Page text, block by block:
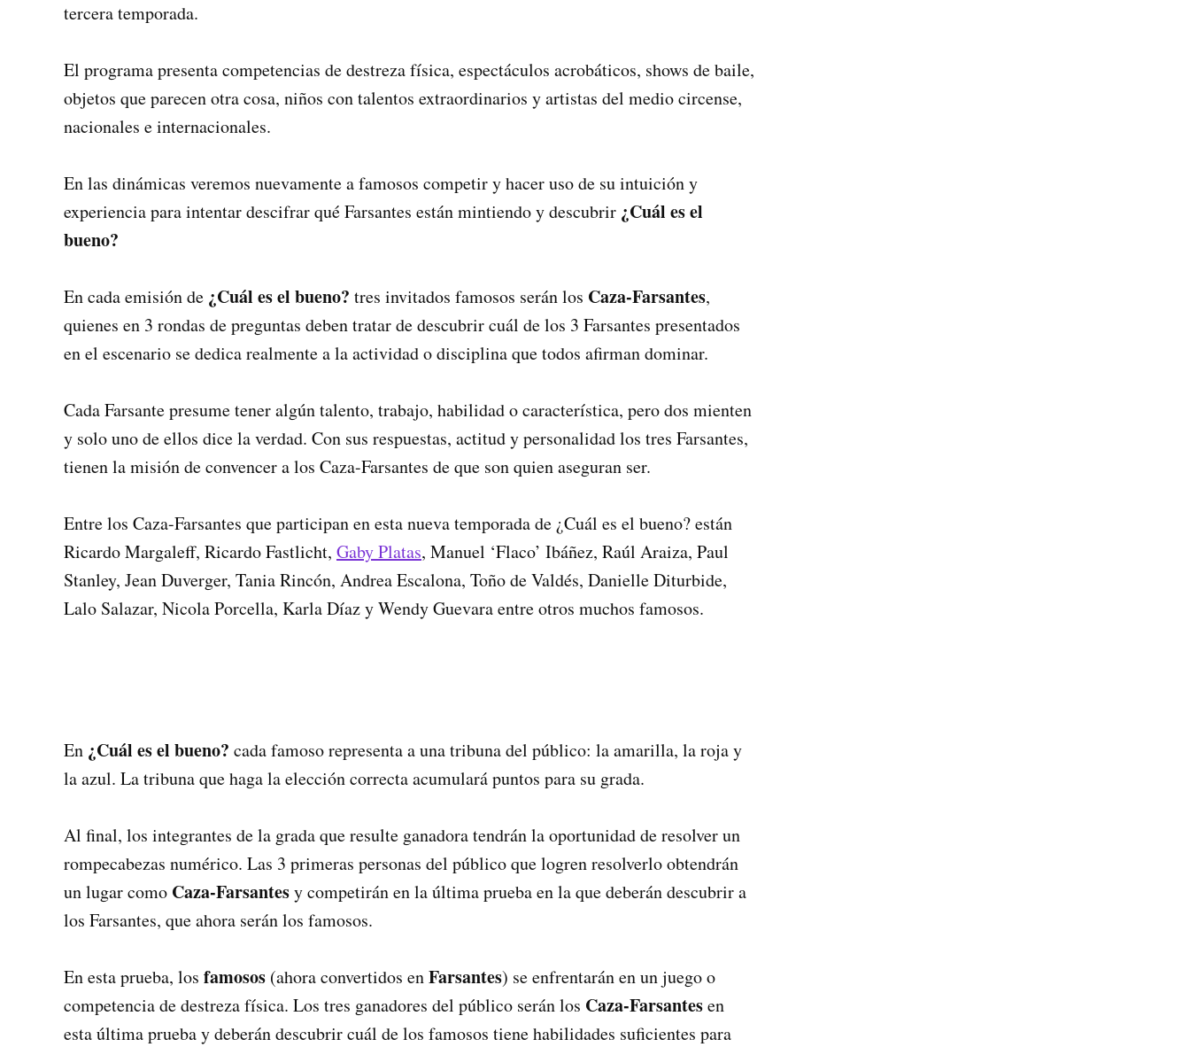
tercera temporada.
El programa presenta competencias de destreza física, espectáculos acrobáticos, shows de baile,
objetos que parecen otra cosa, niños con talentos extraordinarios y artistas del medio circense,
nacionales e internacionales.
En las dinámicas veremos nuevamente a famosos competir y hacer uso de su intuición y
experiencia para intentar descifrar qué Farsantes están mintiendo y descubrir ¿Cuál es el
bueno?
En cada emisión de ¿Cuál es el bueno? tres invitados famosos serán los Caza-Farsantes,
quienes en 3 rondas de preguntas deben tratar de descubrir cuál de los 3 Farsantes presentados
en el escenario se dedica realmente a la actividad o disciplina que todos afirman dominar.
Cada Farsante presume tener algún talento, trabajo, habilidad o característica, pero dos mienten
y solo uno de ellos dice la verdad. Con sus respuestas, actitud y personalidad los tres Farsantes,
tienen la misión de convencer a los Caza-Farsantes de que son quien aseguran ser.
Entre los Caza-Farsantes que participan en esta nueva temporada de ¿Cuál es el bueno? están
Ricardo Margaleff, Ricardo Fastlicht, Gaby Platas, Manuel ‘Flaco’ Ibáñez, Raúl Araiza, Paul
Stanley, Jean Duverger, Tania Rincón, Andrea Escalona, Toño de Valdés, Danielle Diturbide,
Lalo Salazar, Nicola Porcella, Karla Díaz y Wendy Guevara entre otros muchos famosos.
En ¿Cuál es el bueno? cada famoso representa a una tribuna del público: la amarilla, la roja y
la azul. La tribuna que haga la elección correcta acumulará puntos para su grada.
Al final, los integrantes de la grada que resulte ganadora tendrán la oportunidad de resolver un
rompecabezas numérico. Las 3 primeras personas del público que logren resolverlo obtendrán
un lugar como Caza-Farsantesy competirán en la última prueba en la que deberán descubrir a
los Farsantes, que ahora serán los famosos.
En esta prueba, los famosos (ahora convertidos enFarsantes) se enfrentarán en un juego o
competencia de destreza física. Los tres ganadores del público serán los Caza-Farsantesen
esta última prueba y deberán descubrir cuál de los famosos tiene habilidades suficientes para